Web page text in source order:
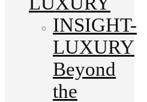
INSIGHT-
LUXURY
Beyond
the